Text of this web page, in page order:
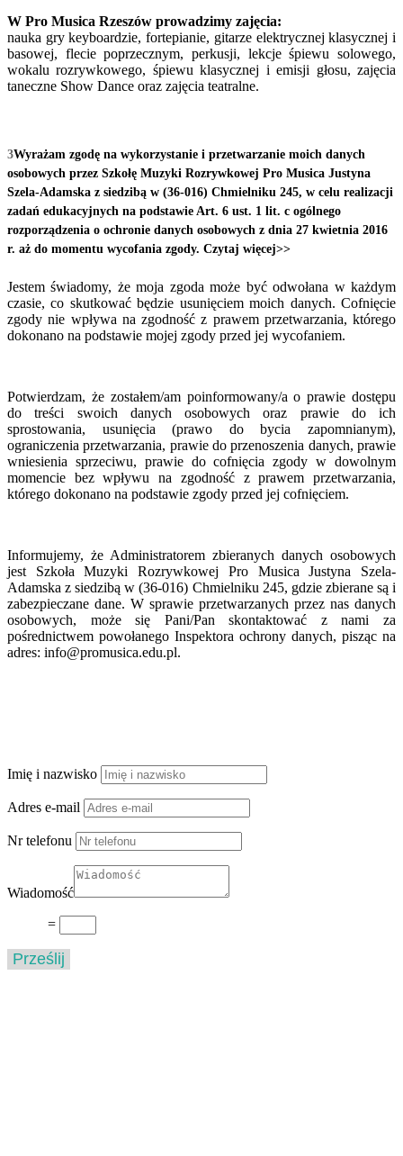
W Pro Musica Rzeszów prowadzimy zajęcia:
nauka gry keyboardzie, fortepianie, gitarze elektrycznej klasycznej i
basowej, flecie poprzecznym, perkusji, lekcje śpiewu solowego,
wokalu rozrywkowego, śpiewu klasycznej i emisji głosu, zajęcia
taneczne Show Dance oraz zajęcia teatralne.
Wyrażam zgodę na wykorzystanie i przetwarzanie moich danych
osobowych przez Szkołę Muzyki Rozrywkowej Pro Musica Justyna
Szela-Adamska z siedzibą w (36-016) Chmielniku 245, w celu realizacji
zadań edukacyjnych na podstawie Art. 6 ust. 1 lit. c ogólnego
rozporządzenia o ochronie danych osobowych z dnia 27 kwietnia 2016
r. aż do momentu wycofania zgody. Czytaj więcej>>
Jestem świadomy, że moja zgoda może być odwołana w każdym
czasie, co skutkować będzie usunięciem moich danych. Cofnięcie
zgody nie wpływa na zgodność z prawem przetwarzania, którego
dokonano na podstawie mojej zgody przed jej wycofaniem.
Potwierdzam, że zostałem/am poinformowany/a o prawie dostępu
do treści swoich danych osobowych oraz prawie do ich
sprostowania, usunięcia (prawo do bycia zapomnianym),
ograniczenia przetwarzania, prawie do przenoszenia danych, prawie
wniesienia sprzeciwu, prawie do cofnięcia zgody w dowolnym
momencie bez wpływu na zgodność z prawem przetwarzania,
którego dokonano na podstawie zgody przed jej cofnięciem.
Informujemy, że Administratorem zbieranych danych osobowych
jest Szkoła Muzyki Rozrywkowej Pro Musica Justyna Szela-
Adamska z siedzibą w (36-016) Chmielniku 245, gdzie zbierane są i
zabezpieczane dane. W sprawie przetwarzanych przez nas danych
osobowych, może się Pani/Pan skontaktować z nami za
pośrednictwem powołanego Inspektora ochrony danych, pisząc na
adres: info@promusica.edu.pl.
Imię i nazwisko
Adres e-mail
Nr telefonu
Wiadomość
=
Prześlij